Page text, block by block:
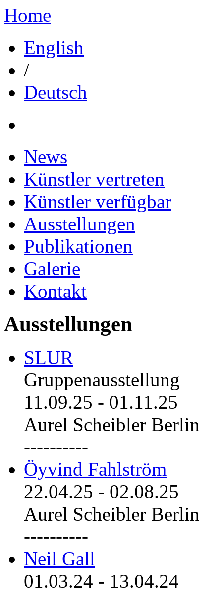
Home
English
/
Deutsch
News
Künstler vertreten
Künstler verfügbar
Ausstellungen
Publikationen
Galerie
Kontakt
Ausstellungen
SLUR
Gruppenausstellung
11.09.25 - 01.11.25
Aurel Scheibler Berlin
----------
Öyvind Fahlström
22.04.25 - 02.08.25
Aurel Scheibler Berlin
----------
Neil Gall
01.03.24 - 13.04.24